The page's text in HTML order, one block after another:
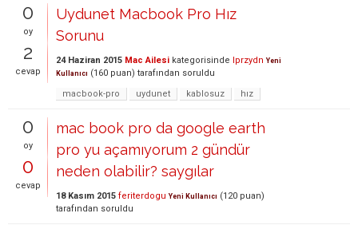
0
oy
2
cevap
Uydunet Macbook Pro Hız
Sorunu
24 Haziran 2015 Mac Ailesi kategorisinde lprzydn Yeni
Kullanıcı (160 puan) tarafından soruldu
macbook-pro
uydunet kablosuz hız
0
oy
0
cevap
mac book pro da google earth
pro yu açamıyorum 2 gündür
neden olabilir? saygılar
18 Kasım 2015 feriterdogu Yeni Kullanıcı (120 puan)
tarafından soruldu